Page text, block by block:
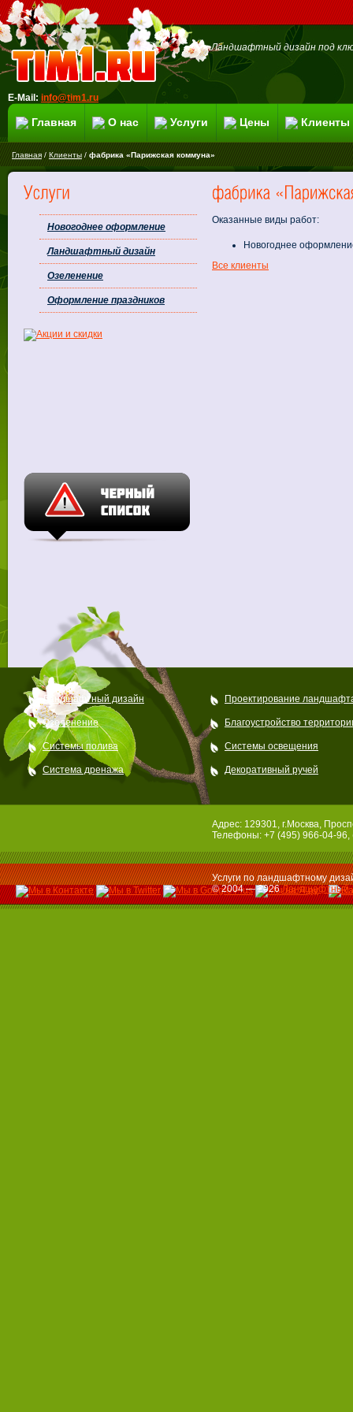
Ландшафтный дизайн под
E-Mail: info@tim1.ru
Главная О нас Услуги Цены Клиенты
Главная/Клиенты/фабрика «Парижская коммуна»
Оказанные виды работ:
Новогоднее
Все клиенты
Новогоднее оформление
Ландшафтный дизайн
Озеленение
Оформление праздников
Ландшафтный дизайн Проектирование
Озеленение Благоустройство
Системы полива Системы освещения
Система дренажа Декоративный ручей
Адрес: 129301, г.Москва,
Телефоны: +7 (495) 966-04-96,
Услуги по ландшафтному
© 2004 — 2026Ландшафтный